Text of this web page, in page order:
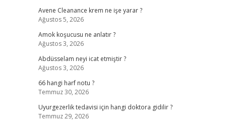
Avene Cleanance krem ne işe yarar ?
Ağustos 5, 2026
Amok koşucusu ne anlatır ?
Ağustos 3, 2026
Abdüsselam neyi icat etmiştir ?
Ağustos 3, 2026
66 hangi harf notu ?
Temmuz 30, 2026
Uyurgezerlik tedavisi için hangi doktora gidilir ?
Temmuz 29, 2026